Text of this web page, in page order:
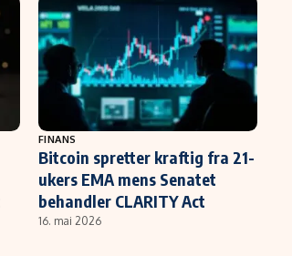
FINANS
Bitcoin spretter kraftig fra 21-
ukers EMA mens Senatet
behandler CLARITY Act
16. mai 2026